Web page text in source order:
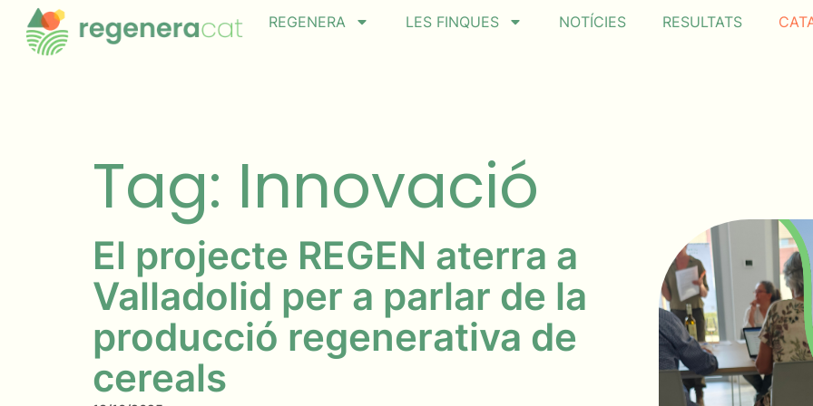
REGENERA LES FINQUES NOTÍCIES RESULTATS
Tag: Innovació
El projecte REGEN aterra a
Valladolid per a parlar de la
producció regenerativa de
cereals